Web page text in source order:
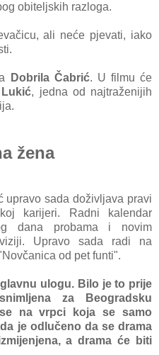
obiteljskih razloga.
ali neće pjevati, iako
Dobrila Čabrić. U filmu će
Lukić, jedna od najtraženijih
žena
upravo sada doživljava pravi
karijeri. Radni kalendar
dana probama i novim
Upravo sada radi na
od pet funti".
ulogu. Bilo je to prije
za Beogradsku
na vrpci koja se samo
je odlučeno da se drama
a drama će biti